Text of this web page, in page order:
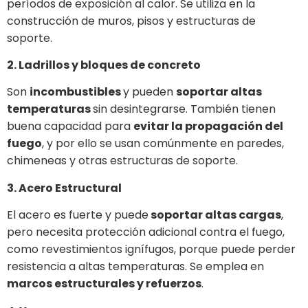
períodos de exposición al calor. Se utiliza en la
construcción de muros, pisos y estructuras de
soporte.
2. Ladrillos y bloques de concreto
Son incombustiblesy puedensoportar altas
temperaturassin desintegrarse. También tienen
buena capacidad para evitar la propagación del
fuego, y por ello se usan comúnmente en paredes,
chimeneas y otras estructuras de soporte.
3. Acero Estructural
El acero es fuerte y puedesoportar altas cargas,
pero necesita protección adicional contra el fuego,
como revestimientos ignífugos, porque puede perder
resistencia a altas temperaturas. Se emplea en
marcos estructurales y refuerzos.